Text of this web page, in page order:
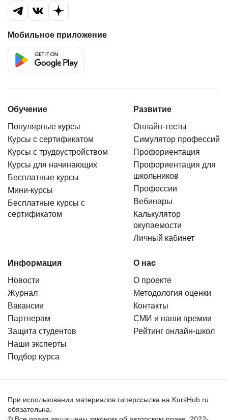
Мобильное приложение
Обучение
Популярные курсы
Курсы с сертификатом
Курсы с трудоустройством
Курсы для начинающих
Бесплатные курсы
Мини-курсы
Бесплатные курсы с
сертификатом
Развитие
Онлайн-тесты
Симулятор профессий
Профориентация
Профориентация для
школьников
Профессии
Вебинары
Калькулятор
окупаемости
Личный кабинет
Информация
Новости
Журнал
Вакансии
Партнерам
Защита студентов
Наши эксперты
Подбор курса
О нас
О проекте
Методология оценки
Контакты
СМИ и наши премии
Рейтинг онлайн-школ
При использовании материалов гиперссылка на KursHub.ru
обязательна.